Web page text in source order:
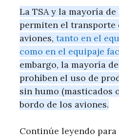
La TSA y la mayoría
permiten el transporte
aviones, tanto en el
como en el equipaje
embargo, la mayoría
prohíben el uso de
sin humo (masticados
bordo de los aviones.
Continúe leyendo para